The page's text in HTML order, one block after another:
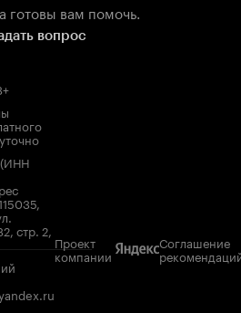
готовы вам помочь.
вопрос
стр. 2,
Проект
компании
Соглашение